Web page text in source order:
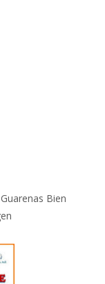
Bien